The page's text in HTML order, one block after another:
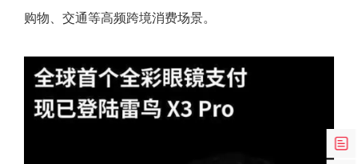
购物、交通等高频跨境消费场景。